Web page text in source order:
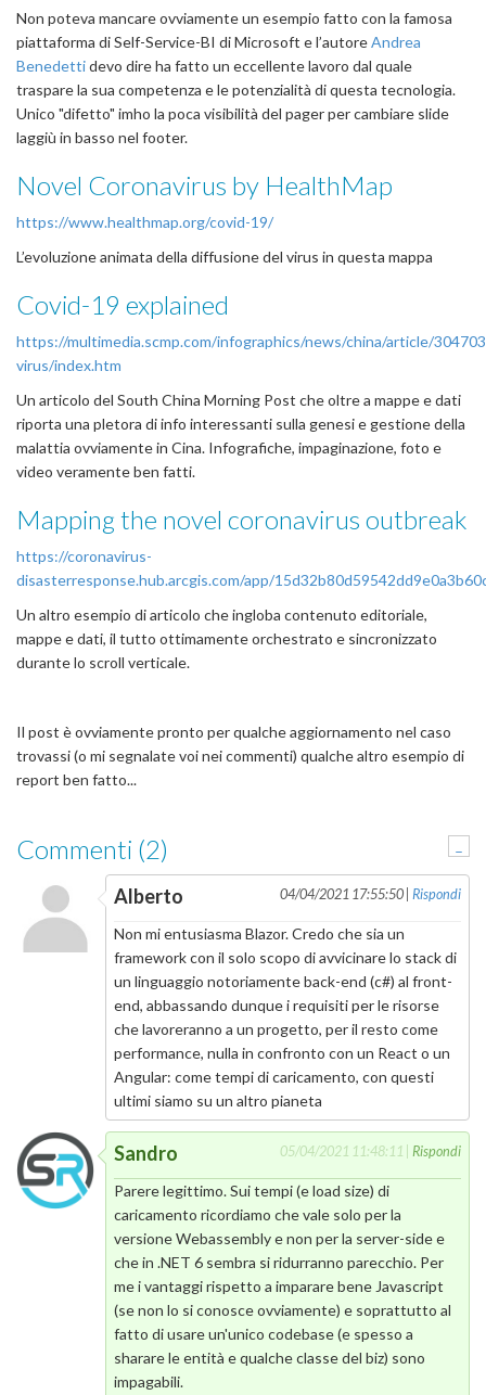
Non poteva mancare ovviamente un esempio fatto con la famosa
piattaforma di Self-Service-BI di Microsoft e l’autoreAndrea
Benedettidevo dire ha fatto un eccellente lavoro dal quale
traspare la sua competenza e le potenzialità di questa tecnologia.
Unico "difetto" imho la poca visibilità del pager per cambiare slide
laggiù in basso nel footer.
Novel Coronavirus by HealthMap
https://www.healthmap.org/covid-19/
L’evoluzione animata della diffusione del virus in questa mappa
Covid-19 explained
https://multimedia.scmp.com/infographics/news/china/article/
virus/index.htm
Un articolo del South China Morning Post che oltre a mappe e dati
riporta una pletora di info interessanti sulla genesi e gestione della
malattia ovviamente in Cina. Infografiche, impaginazione, foto e
video veramente ben fatti.
Mapping the novel coronavirus outbreak
https://coronavirus-
disasterresponse.hub.arcgis.com/app/
Un altro esempio di articolo che ingloba contenuto editoriale,
mappe e dati, il tutto ottimamente orchestrato e sincronizzato
durante lo scroll verticale.
Il post è ovviamente pronto per qualche aggiornamento nel caso
trovassi (o mi segnalate voi nei commenti) qualche altro esempio di
report ben fatto...
Commenti (2) -
Alberto 04/04/2021 17:55:50 | Rispondi
Non mi entusiasma Blazor. Credo che sia un
framework con il solo scopo di avvicinare lo stack di
un linguaggio notoriamente back-end (c#) al front-
end, abbassando dunque i requisiti per le risorse
che lavoreranno a un progetto, per il resto come
performance, nulla in confronto con un React o un
Angular: come tempi di caricamento, con questi
ultimi siamo su un altro pianeta
Sandro 05/04/2021 11:48:11 |Rispondi
Parere legittimo. Sui tempi (e load size) di
caricamento ricordiamo che vale solo per la
versione Webassembly e non per la server-side e
che in .NET 6 sembra si ridurranno parecchio. Per
me i vantaggi rispetto a imparare bene Javascript
(se non lo si conosce ovviamente) e soprattutto al
fatto di usare un'unico codebase (e spesso a
sharare le entità e qualche classe del biz) sono
impagabili.